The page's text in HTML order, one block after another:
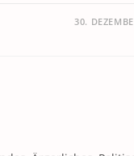
30.